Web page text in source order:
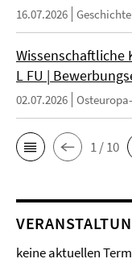
16.07.2026 Geschichte
Wissenschaftliche
L FU |
02.07.2026
1 / 10
keine aktuellen